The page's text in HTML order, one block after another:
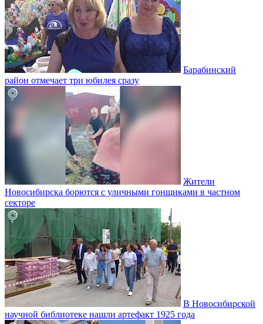
Барабинский
район отмечает три юбилея сразу
Жители
Новосибирска борются с уличными гонщиками в частном
секторе
В Новосибирской
научной библиотеке нашли артефакт 1925 года